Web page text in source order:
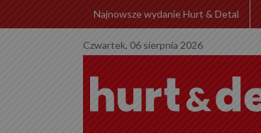
Najnowsze wydanie Hurt & Detal
Czwartek, 06 sierpnia 2026